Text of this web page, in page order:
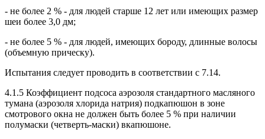
- не более 2 % - для людей старше 12 лет или имеющих размер
шеи более 3,0 дм;
- не более 5 % - для людей, имеющих бороду, длинные волосы
(объемную прическу).
Испытания следует проводить в соответствии с 7.14.
4.1.5 Коэффициент подсоса аэрозоля стандартного масляного
тумана (аэрозоля хлорида натрия) подкапюшон в зоне
смотрового окна не должен быть более 5 % при наличии
полумаски (четверть-маски) вкапюшоне.